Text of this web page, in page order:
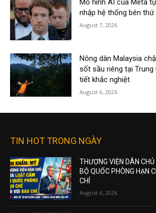
Mô hình AI của Meta
nhập hệ thống bên thứ
August 7, 2026
Nông dân Malaysia
sốt sầu riêng tại
tiết khắc nghiệt
August 6, 2026
TIN HOT TRONG NGÀY
THƯỢNG VIỆN DÂN
BỘ QUỐC PHÒNG HẠN
CHÍ
August 6, 2026